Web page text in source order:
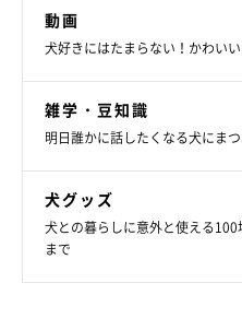
動画
犬好きにはたまらない！かわい
雑学・豆知識
明日誰かに話したくなる犬にま
犬グッズ
犬との暮らしに意外と使える
まで